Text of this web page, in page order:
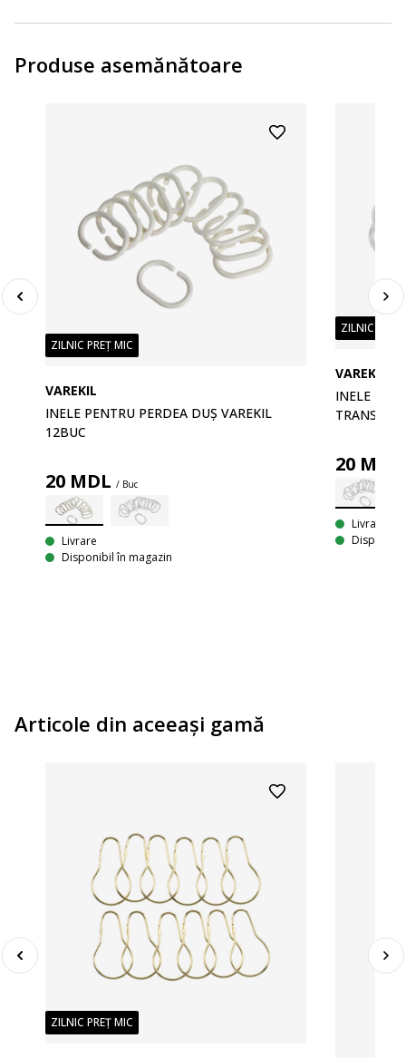
Produse asemănătoare
ZILNIC PREȚ MIC
VAREKIL
INELE PENTRU PERDEA DUȘ VAREKIL
12BUC
20MDL / Buc
Livrare
Disponibil în magazin
ZILNIC PREȚ
VAREKIL
INELE
20MDL
Livrare
Disponibil
Articole din aceeaşi gamă
ZILNIC PREȚ MIC